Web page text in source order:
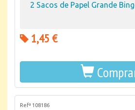
2 Sacos de Papel Grande
1,45 €
Refª 108186